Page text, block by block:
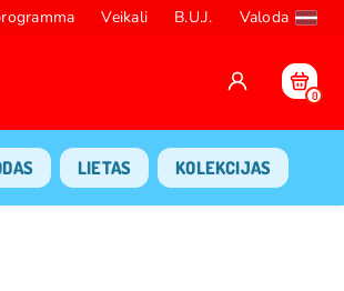
Veikali B.U.J. Valoda
0
LIETAS KOLEKCIJAS